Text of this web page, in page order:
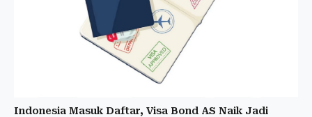
Indonesia Masuk Daftar, Visa Bond AS Naik Jadi